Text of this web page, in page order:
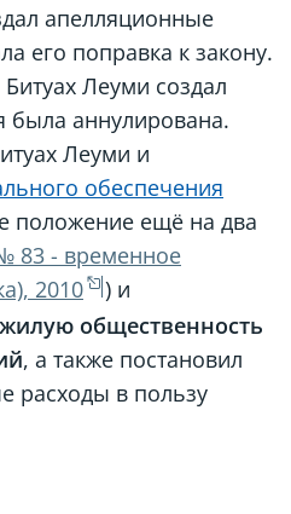
апелляционные
его поправка к закону.
Леуми создал
была аннулирована.
Леуми и
обеспечения
положение ещё на два
83 - временное
2010
) и
общественность
, а также постановил
расходы в пользу